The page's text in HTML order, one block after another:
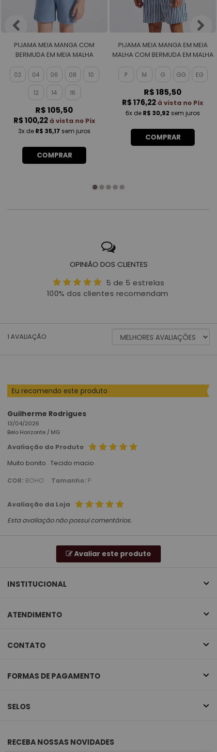
PIJAMA MEIA MANGA COM
BERMUDA EM MEIA MALHA
02 04 06 08 10
12 14 16
R$ 105,50
R$ 100,22 à vista no Pix
3xde R$ 35,17 sem juros
COMPRAR
PIJAMA MEIA MANGA EM MEIA
MALHA COM BERMUDA EM MALHA
P M G GG EG
R$ 185,50
R$ 176,22 à vista no Pix
6x de R$ 30,92 sem juros
COMPRAR
OPINIÃO DOS CLIENTES
5 de 5 estrelas
100% dos clientes recomendam
1 AVALIAÇÃO
ORDENAR
AVALIAÇÕES
Eu recomendo este produto
Guilherme Rodrigues
13/04/2026
Belo Horizonte / MG
Avaliação do Produto
Muito bonito . Tecido macio
COR: BOHO Tamanho: P
Avaliação da Loja
Esta avaliação não possui comentários.
Avaliar este produto
INSTITUCIONAL
ATENDIMENTO
CONTATO
FORMAS DE PAGAMENTO
SELOS
RECEBA NOSSAS NOVIDADES